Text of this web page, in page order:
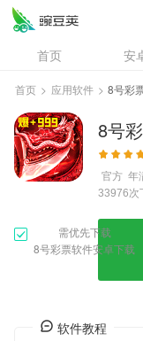
8号彩票
首页 安
资讯
问答
首页 > 应用软件 > 8号彩
8号
官方 年
33976次
需优先下载
8号彩票软件安卓下载
软件教程